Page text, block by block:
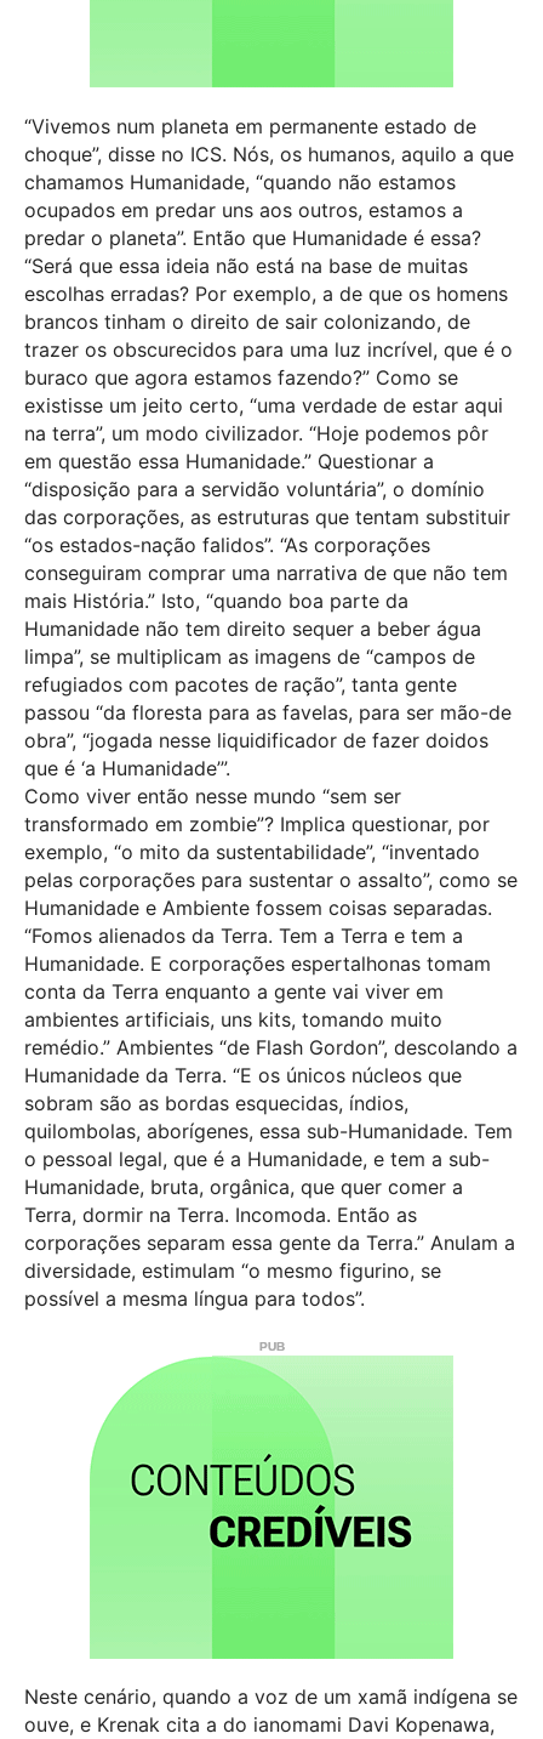
“Vivemos num planeta em permanente estado de
choque”, disse no ICS. Nós, os humanos, aquilo a que
chamamos Humanidade, “quando não estamos
ocupados em predar uns aos outros, estamos a
predar o planeta”. Então que Humanidade é essa?
“Será que essa ideia não está na base de muitas
escolhas erradas? Por exemplo, a de que os homens
brancos tinham o direito de sair colonizando, de
trazer os obscurecidos para uma luz incrível, que é o
buraco que agora estamos fazendo?” Como se
existisse um jeito certo, “uma verdade de estar aqui
na terra”, um modo civilizador. “Hoje podemos pôr
em questão essa Humanidade.” Questionar a
“disposição para a servidão voluntária”, o domínio
das corporações, as estruturas que tentam substituir
“os estados-nação falidos”. “As corporações
conseguiram comprar uma narrativa de que não tem
mais História.” Isto, “quando boa parte da
Humanidade não tem direito sequer a beber água
limpa”, se multiplicam as imagens de “campos de
refugiados com pacotes de ração”, tanta gente
passou “da floresta para as favelas, para ser mão-de
obra”, “jogada nesse liquidificador de fazer doidos
que é ‘a Humanidade’”.
Como viver então nesse mundo “sem ser
transformado em zombie”? Implica questionar, por
exemplo, “o mito da sustentabilidade”, “inventado
pelas corporações para sustentar o assalto”, como se
Humanidade e Ambiente fossem coisas separadas.
“Fomos alienados da Terra. Tem a Terra e tem a
Humanidade. E corporações espertalhonas tomam
conta da Terra enquanto a gente vai viver em
ambientes artificiais, uns kits, tomando muito
remédio.” Ambientes “de Flash Gordon”, descolando a
Humanidade da Terra. “E os únicos núcleos que
sobram são as bordas esquecidas, índios,
quilombolas, aborígenes, essa sub-Humanidade. Tem
o pessoal legal, que é a Humanidade, e tem a sub-
Humanidade, bruta, orgânica, que quer comer a
Terra, dormir na Terra. Incomoda. Então as
corporações separam essa gente da Terra.” Anulam a
diversidade, estimulam “o mesmo figurino, se
possível a mesma língua para todos”.
Neste cenário, quando a voz de um xamã indígena se
ouve, e Krenak cita a do ianomami Davi Kopenawa,